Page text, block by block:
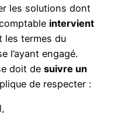
les solutions dont
intervient
les termes du
l’ayant engagé.
doit de suivre un
de respecter :